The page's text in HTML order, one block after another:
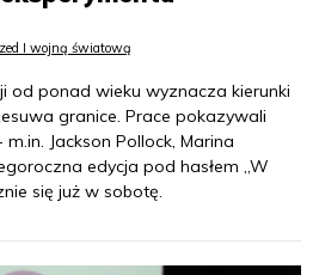
I wojną światową
od ponad wieku wyznacza kierunki
granice. Prace pokazywali
Jackson Pollock, Marina
edycja pod hasłem „W
się już w sobotę.